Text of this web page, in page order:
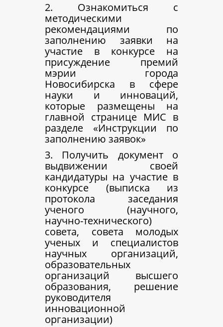
2. Ознакомиться с
методическими
рекомендациями по
заполнению заявки на
участие в конкурсе на
присуждение премий
мэрии города
Новосибирска в сфере
науки и инноваций,
которые размещены на
главной странице МИС в
разделе «Инструкции по
заполнению заявок»
3. Получить документ о
выдвижении своей
кандидатуры на участие в
конкурсе (выписка из
протокола заседания
ученого (научного,
научно-технического)
совета, совета молодых
ученых и специалистов
научных организаций,
образовательных
организаций высшего
образования, решение
руководителя
инновационной
организации)